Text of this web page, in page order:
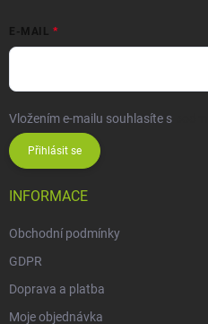
E-MAIL
Vložením e-mailu souhlasíte s
Přihlásit se
INFORMACE
Obchodní podmínky
GDPR
Doprava a platba
Moje objednávka